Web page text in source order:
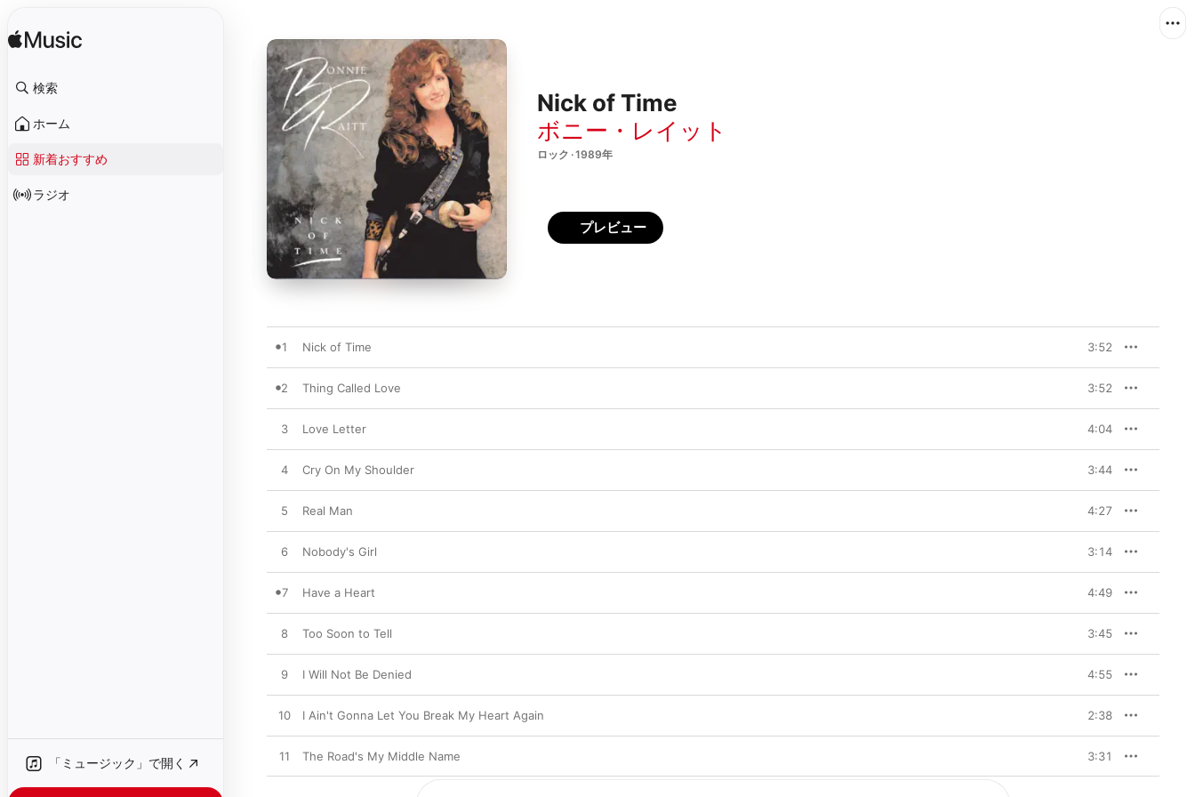
検索
ホーム
新着おすすめ
ラジオ
「ミュージック」で開く
Nick of Time
ボニー・レイット
ロック · 1989年
プレビュー
1 Nick of Time 3:52
2 Thing Called Love 3:52
3 Love Letter 4:04
4 Cry On My Shoulder 3:44
5 Real Man 4:27
6 Nobody's Girl 3:14
7 Have a Heart 4:49
8 Too Soon to Tell 3:45
9 I Will Not Be Denied 4:55
10 I Ain't Gonna Let You Break My Heart Again 2:38
11 The Road's My Middle Name 3:31